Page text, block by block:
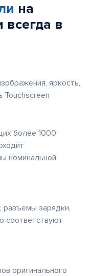
на
всегда в
яркость,
Touchscreen
более 1000
номинальной
зарядки,
соответствуют
оригинального